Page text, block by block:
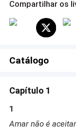
procurar, até que
Thomás era com a
dela e achava
foi um tanto cruel.
pessoa que ela
caindo de
procura, mas cabe
Compartilhar os
Catálogo
Capítulo 1
1
Amar não é